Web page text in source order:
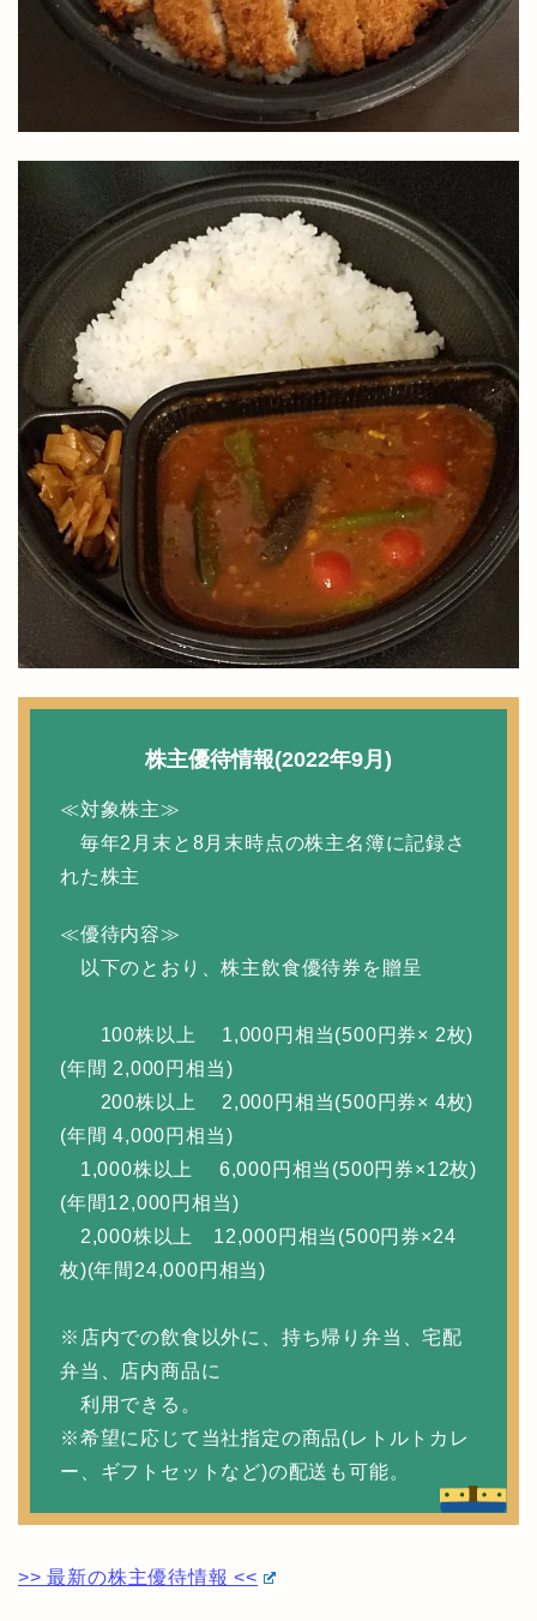
株主優待情報(2022年9月)
≪対象株主≫
毎年2月末と8月末時点の株主名簿に記録さ
れた株主
≪優待内容≫
以下のとおり、株主飲食優待券を贈呈
100株以上 1,000円相当(500円券× 2枚)
(年間 2,000円相当)
200株以上 2,000円相当(500円券× 4枚)
(年間 4,000円相当)
1,000株以上 6,000円相当(500円券×12枚)
(年間12,000円相当)
2,000株以上 12,000円相当(500円券×24
枚)(年間24,000円相当)
※店内での飲食以外に、持ち帰り弁当、宅配
弁当、店内商品に
利用できる。
※希望に応じて当社指定の商品(レトルトカレ
ー、ギフトセットなど)の配送も可能。
>> 最新の株主優待情報 <<